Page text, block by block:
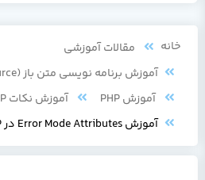
خانه
مقالات آموزشی
آموزش برنامه نویسی متن باز (open source)
آموزش PHP
آموزش نکات PHP
آموزش Error Mode Attributes در PHP